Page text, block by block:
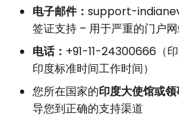
电子邮件： support-
签证支持 – 用于严重的门户网
电话： +91-11-24300666（
印度标准时间工作时间）
您所在国家的印度大使馆或
导您到正确的支持渠道